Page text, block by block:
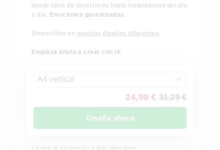
desde fotos de vacaciones hasta instantáneas del día
a día. Emociones garantizadas.
Disponibles en muchos diseños diferentes.
Empieza ahora a crear con IA
A4 vertical
24,99 € 31,29 €
Diseña ahora
Tiempo de producción 4 días laborables